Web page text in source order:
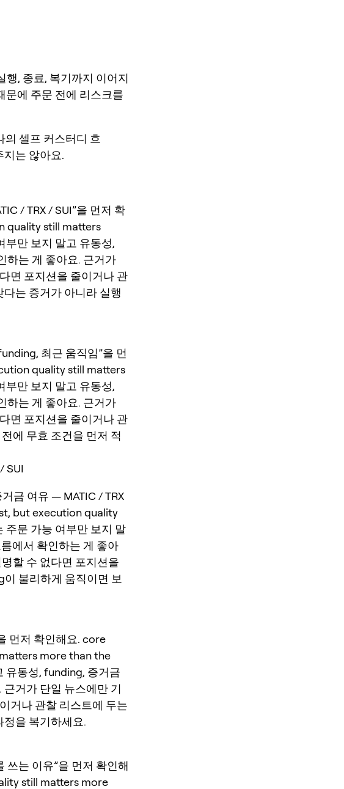
행, 종료, 복기까지 이어지
문에 주문 전에 리스크를
의 셀프 커스터디 흐
지는 않아요.
/ TRX / SUI”을 먼저 확
quality still matters
만 보지 말고 유동성,
하는 게 좋아요. 근거가
면 포지션을 줄이거나 관
는 증거가 아니라 실행
최근 움직임”을 먼
quality still matters
만 보지 말고 유동성,
하는 게 좋아요. 근거가
면 포지션을 줄이거나 관
에 무효 조건을 먼저 적
SUI
금 여유 — MATIC / TRX
but execution quality
문 가능 여부만 보지 말
에서 확인하는 게 좋아
할 수 없다면 포지션을
불리하게 움직이면 보
먼저 확인해요. core
more than the
유동성, funding, 증거금
거가 단일 뉴스에만 기
거나 관찰 리스트에 두는
정을 복기하세요.
쓰는 이유”을 먼저 확인해
still matters more